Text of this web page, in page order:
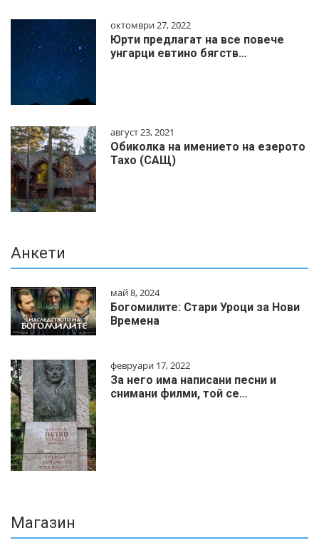
октомври 27, 2022
Юрти предлагат на все повече
унгарци евтино бягств…
август 23, 2021
Обиколка на имението на езерото
Тахо (САЩ)
Анкети
май 8, 2024
Богомилите: Стари Уроци за Нови
Времена
февруари 17, 2022
За него има написани песни и
снимани филми, той се…
Магазин